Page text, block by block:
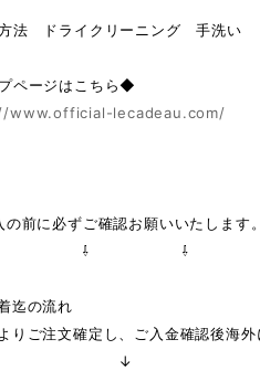
法 ドライクリーニング 手洗い
ページはこちら◆
www.official-lecadeau.com/
の前に必ずご確認お願いいたします。
⇩ ⇩
迄の流れ
りご注文確定し、ご入金確認後海